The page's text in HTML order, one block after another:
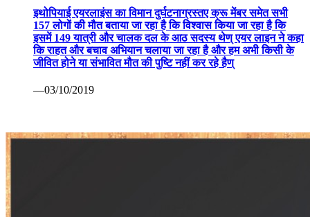
इथोपियाई एयरलाइंस का विमान दुर्घटनाग्रस्तए क्रू मेंबर समेत सभी
157 लोगों की मौत बताया जा रहा है कि विश्वास किया जा रहा है कि
इसमें 149 यात्री और चालक दल के आठ सदस्य थेण् एयर लाइन ने कहा
कि राहत और बचाव अभियान चलाया जा रहा है और हम अभी किसी के
जीवित होने या संभावित मौत की पुष्टि नहीं कर रहे हैण्
—03/10/2019